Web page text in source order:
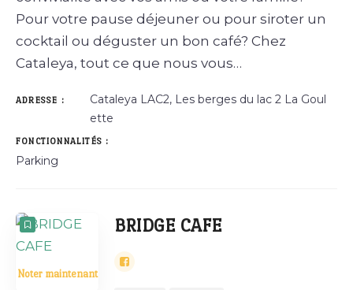
Pour votre pause déjeuner ou pour siroter un
cocktail ou déguster un bon café? Chez
Cataleya, tout ce que nous vous…
ADRESSE :
Cataleya LAC2, Les berges du lac 2 La Goul
ette
FONCTIONNALITÉS :
Parking
Noter maintenant
BRIDGE CAFE